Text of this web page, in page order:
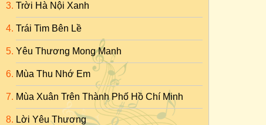
Trời Hà Nội Xanh
Trái Tim Bên Lề
Yêu Thương Mong Manh
Mùa Thu Nhớ Em
Mùa Xuân Trên Thành Phố Hồ Chí Minh
Lời Yêu Thương